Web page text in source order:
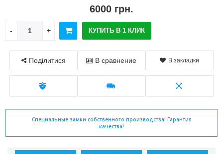
6000 грн.
КУПИТЬ В 1 КЛИК
Поділитися В сравнение В закладки
Специальные замки собственного производства! Гарантия
качества!